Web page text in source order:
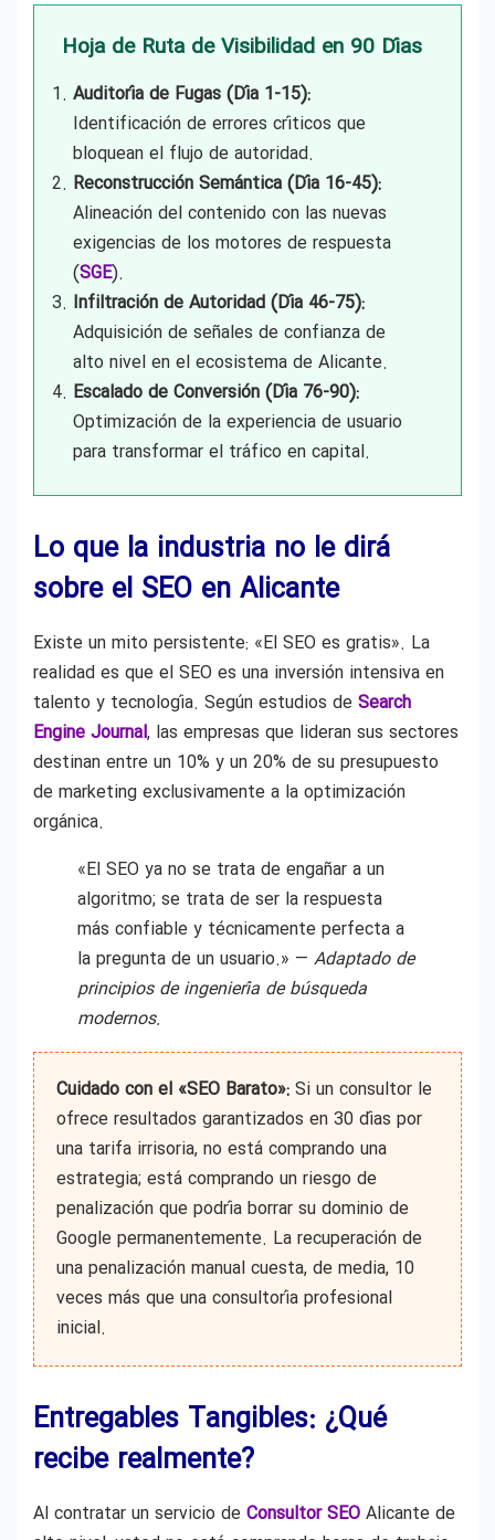
Hoja de Ruta de Visibilidad en 90 Días
Auditoría de Fugas (Día 1-15):
Identificación de errores críticos que
bloquean el flujo de autoridad.
Reconstrucción Semántica (Día 16-45):
Alineación del contenido con las nuevas
exigencias de los motores de respuesta
(SGE).
Infiltración de Autoridad (Día 46-75):
Adquisición de señales de confianza de
alto nivel en el ecosistema de Alicante.
Escalado de Conversión (Día 76-90):
Optimización de la experiencia de usuario
para transformar el tráfico en capital.
Lo que la industria no le dirá
sobre el SEO en Alicante
Existe un mito persistente: «El SEO es gratis». La
realidad es que el SEO es una inversión intensiva en
talento y tecnología. Según estudios de Search
Engine Journal, las empresas que lideran sus sectores
destinan entre un 10% y un 20% de su presupuesto
de marketing exclusivamente a la optimización
orgánica.
«El SEO ya no se trata de engañar a un
algoritmo; se trata de ser la respuesta
más confiable y técnicamente perfecta a
la pregunta de un usuario.» — Adaptado de
principios de ingeniería de búsqueda
modernos.
Cuidado con el «SEO Barato»: Si un consultor le
ofrece resultados garantizados en 30 días por
una tarifa irrisoria, no está comprando una
estrategia; está comprando un riesgo de
penalización que podría borrar su dominio de
Google permanentemente. La recuperación de
una penalización manual cuesta, de media, 10
veces más que una consultoría profesional
inicial.
Entregables Tangibles: ¿Qué
recibe realmente?
Al contratar un servicio de Consultor SEO Alicante de